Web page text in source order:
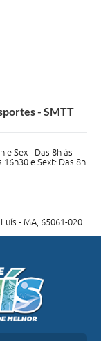
- SMTT
e Sex - Das 8h às
16h30 e Sext: Das 8h
- MA, 65061-020